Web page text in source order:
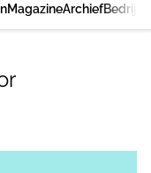
MagazineArchief